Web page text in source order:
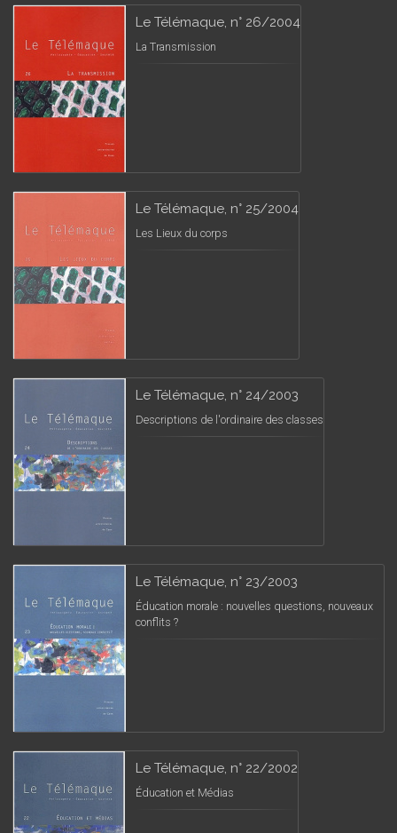
Le Télémaque, n° 26/2004
La Transmission
Le Télémaque, n° 25/2004
Les Lieux du corps
Le Télémaque, n° 24/2003
Descriptions de l'ordinaire des classes
Le Télémaque, n° 23/2003
Éducation morale : nouvelles questions, nouveaux
conflits ?
Le Télémaque, n° 22/2002
Éducation et Médias